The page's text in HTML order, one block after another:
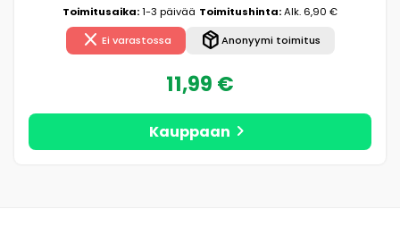
Toimitusaika:1-3 päivää Toimitushinta:Alk. 6,90 €
close Ei varastossa package_2Anonyymi toimitus
11,99 €
Kauppaan chevron_right